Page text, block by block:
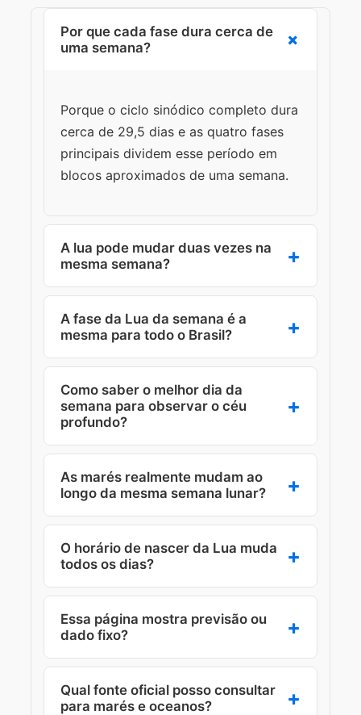
Por que cada fase dura cerca de
uma semana?
Porque o ciclo sinódico completo dura
cerca de 29,5 dias e as quatro fases
principais dividem esse período em
blocos aproximados de uma semana.
A lua pode mudar duas vezes na
mesma semana?
Pode. Em algumas semanas há duas
viradas principais, dependendo da
A fase da Lua da semana é a
mesma para todo o Brasil?
A fase astronômica é a mesma, mas
horários de nascer e pôr variam por
localidade e fuso.
Como saber o melhor dia da
semana para observar o céu
profundo?
Em geral, os melhores dias são os de
menor iluminação lunar na tabela
As marés realmente mudam ao
longo da mesma semana lunar?
Sim. A combinação entre fase lunar e
posição relativa com o Sol altera a
O horário de nascer da Lua muda
todos os dias?
Na prática, sim. A Lua avança na órbita
diariamente e isso desloca os horários
Essa página mostra previsão ou
dado fixo?
Mostra agenda dinâmica dos próximos
7 dias com fase estimada, iluminação e
Qual fonte oficial posso consultar
para marés e oceanos?